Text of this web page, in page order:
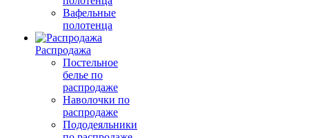
Вафельные
полотенца
Распродажа
Постельное
белье по
распродаже
Наволочки по
распродаже
Пододеяльники